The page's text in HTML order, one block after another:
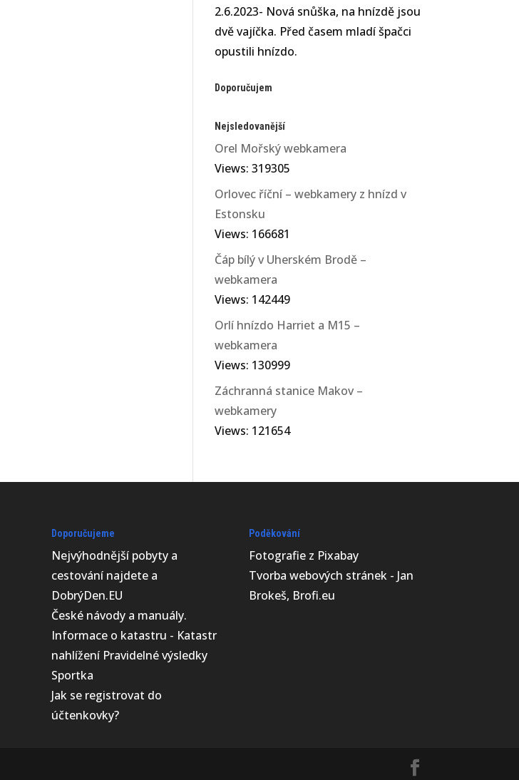
2.6.2023- Nová snůška, na hnízdě jsou
dvě vajíčka. Před časem mladí špačci
opustili hnízdo.
Doporučujem
Nejsledovanější
Orel Mořský webkamera
Views: 319305
Orlovec říční – webkamery z hnízd v
Estonsku
Views: 166681
Čáp bílý v Uherském Brodě –
webkamera
Views: 142449
Orlí hnízdo Harriet a M15 –
webkamera
Views: 130999
Záchranná stanice Makov –
webkamery
Views: 121654
Doporučujeme
Nejvýhodnější pobyty a
cestování najdete a
DobrýDen.EU
České návody a manuály.
Informace o katastru - Katastr
nahlížení Pravidelné výsledky
Sportka
Jak se registrovat do
účtenkovky?
Poděkování
Fotografie z Pixabay
Tvorba webových stránek - Jan
Brokeš, Brofi.eu